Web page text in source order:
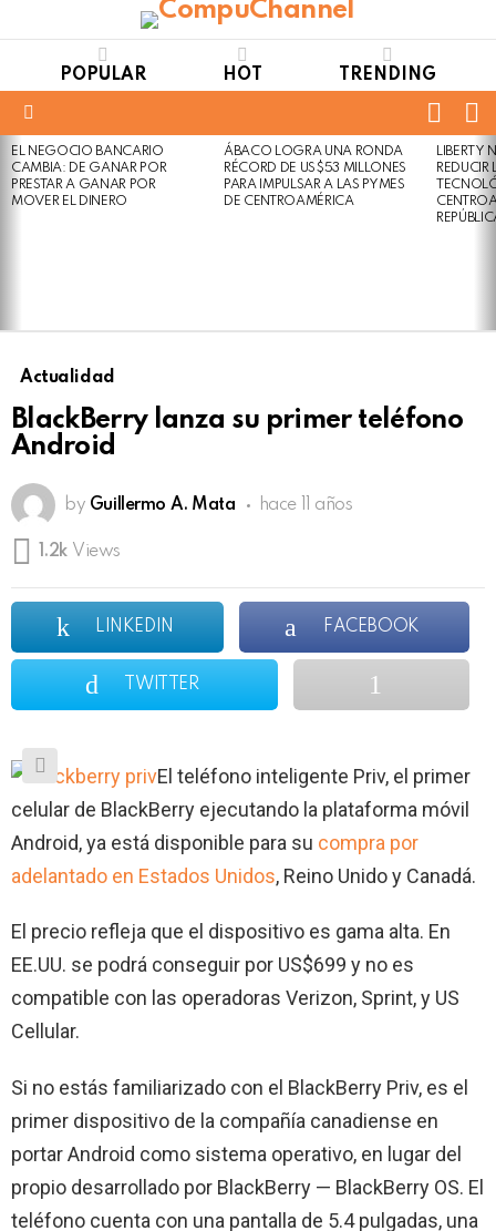
POPULAR HOT TRENDING
LATEST
STORIES
EL NEGOCIO BANCARIO
CAMBIA: DE GANAR POR
PRESTAR A GANAR POR
MOVER EL DINERO
Not
Safe
For
Click
to
view
ÁBACO LOGRA UNA RONDA
RÉCORD DE US$53 MILLONES
PARA IMPULSAR A LAS PYMES
DE CENTROAMÉRICA
LIBERTY
REDUCIR
Actualidad
BlackBerry lanza su primer teléfono
Android
by Guillermo A. Mata hace 11 años
1.2k Views
LINKEDIN FACEBOOK
TWITTER
El teléfono inteligente Priv, el primer
celular de BlackBerry ejecutando la plataforma móvil
Android, ya está disponible para su compra por
adelantado en Estados Unidos, Reino Unido y Canadá.
El precio refleja que el dispositivo es gama alta. En
EE.UU. se podrá conseguir por US$699 y no es
compatible con las operadoras Verizon, Sprint, y US
Cellular.
Si no estás familiarizado con el BlackBerry Priv, es el
primer dispositivo de la compañía canadiense en
portar Android como sistema operativo, en lugar del
propio desarrollado por BlackBerry — BlackBerry OS. El
teléfono cuenta con una pantalla de 5.4 pulgadas, una